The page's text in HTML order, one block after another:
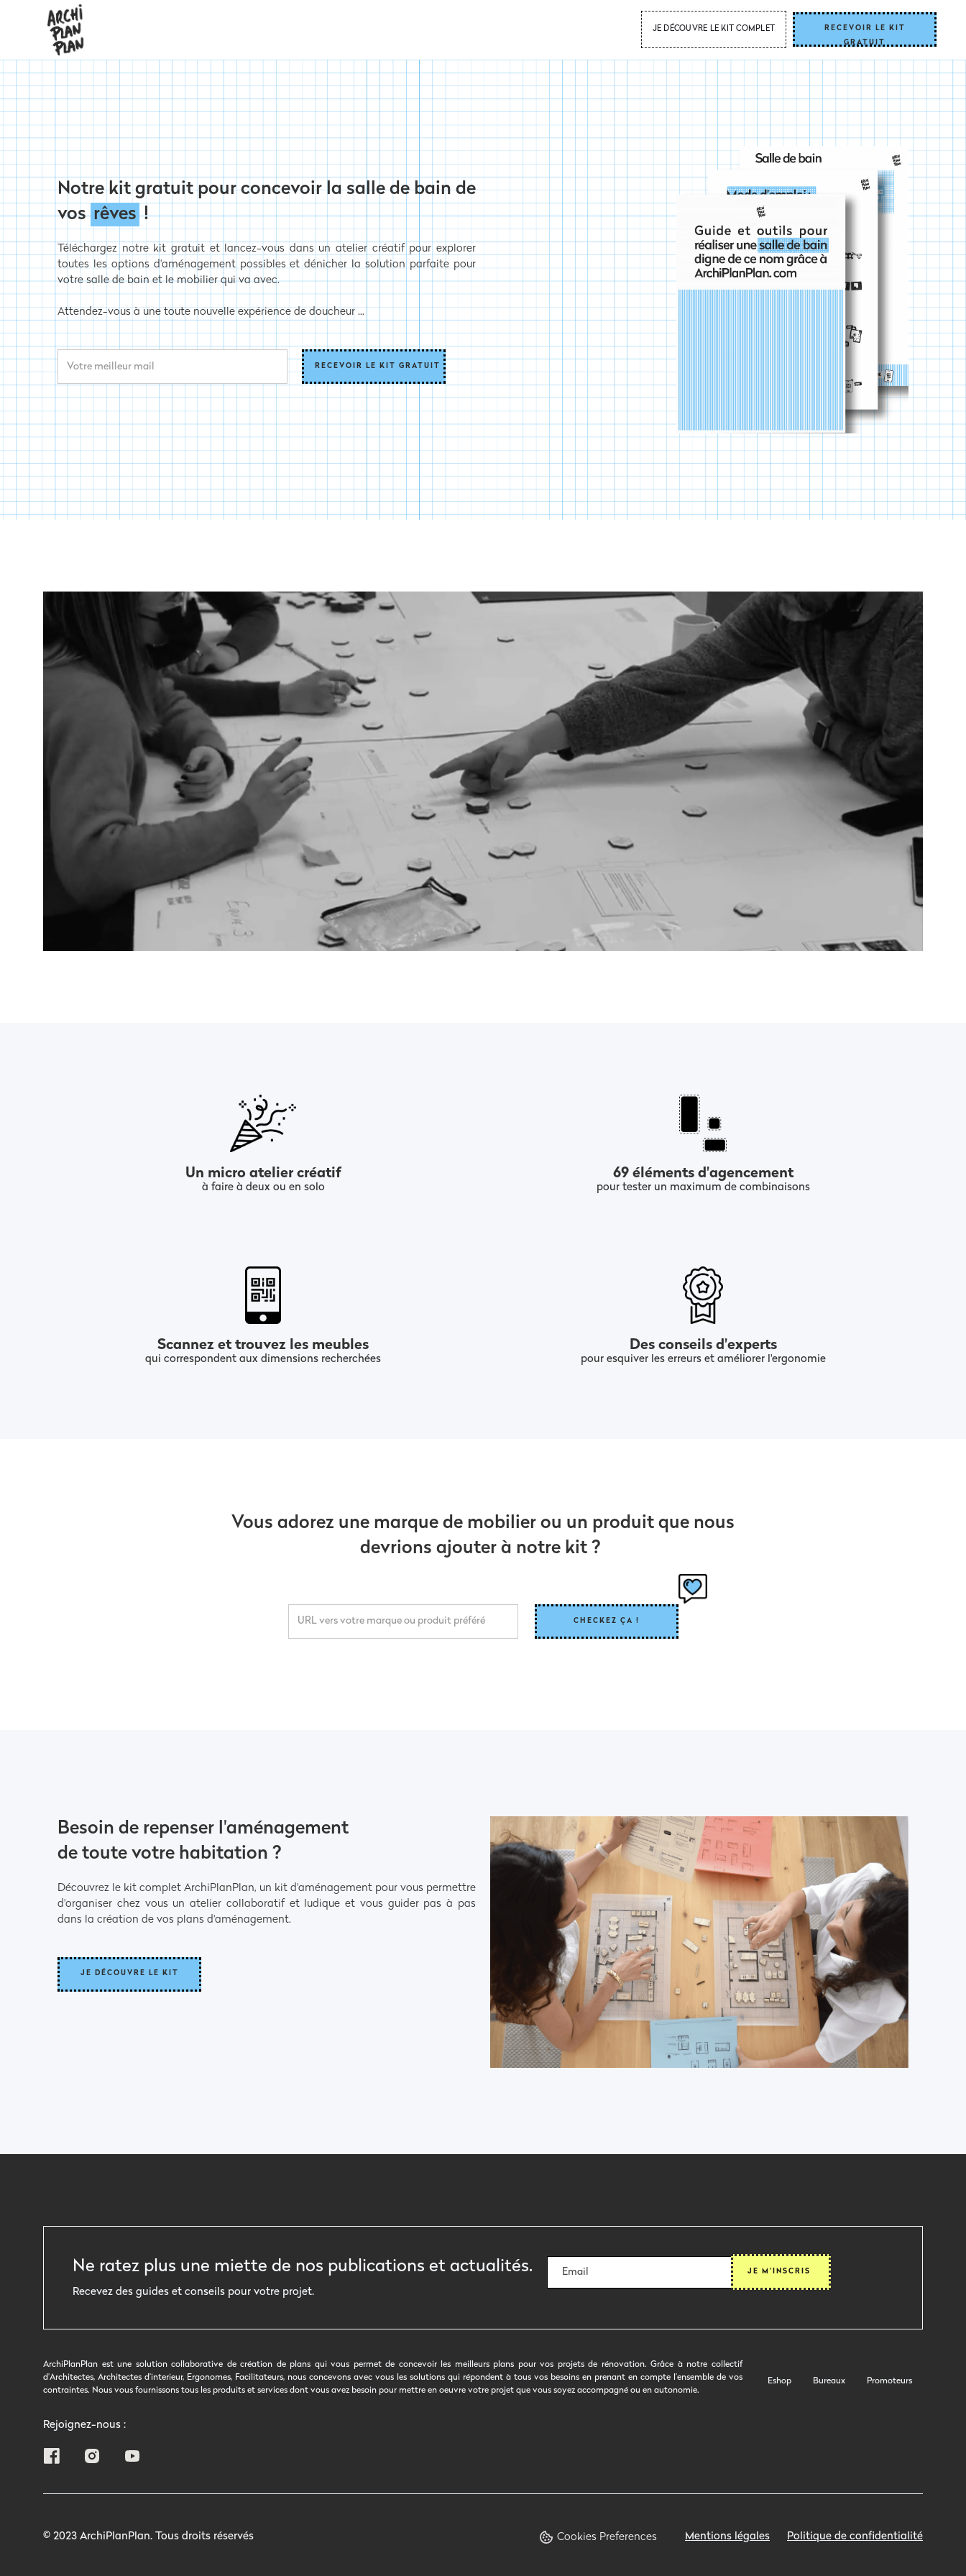
JE DÉCOUVRE LE KIT COMPLET
RECEVOIR LE KIT
GRATUIT
Notre kit gratuit pour concevoir la salle de bain de
vos rêves !
Téléchargez notre kit gratuit et lancez-vous dans un atelier créatif pour explorer
toutes les options d'aménagement possibles et dénicher la solution parfaite pour
votre salle de bain et le mobilier qui va avec.
Attendez-vous à une toute nouvelle expérience de doucheur ...
Un micro atelier créatif
à faire à deux ou en solo
69 éléments d'agencement
pour tester un maximum de combinaisons
Scannez et trouvez les meubles
qui correspondent aux dimensions recherchées
Des conseils d'experts
pour esquiver les erreurs et améliorer l'ergonomie
Vous adorez une marque de mobilier ou un produit que nous
devrions ajouter à notre kit ?
Besoin de repenser l'aménagement
de toute votre habitation ?
Découvrez le kit complet ArchiPlanPlan, un kit d'aménagement pour vous permettre
d'organiser chez vous un atelier collaboratif et ludique et vous guider pas à pas
dans la création de vos plans d'aménagement.
JE DÉCOUVRE LE KIT
Ne ratez plus une miette de nos publications et actualités.
Recevez des guides et conseils pour votre projet.
ArchiPlanPlan est une solution collaborative de création de plans qui vous permet de concevoir les meilleurs plans pour vos projets de rénovation. Grâce à notre collectif
d'Architectes, Architectes d’interieur, Ergonomes, Facilitateurs, nous concevons avec vous les solutions qui répondent à tous vos besoins en prenant en compte l’ensemble de vos
contraintes. Nous vous fournissons tous les produits et services dont vous avez besoin pour mettre en oeuvre votre projet que vous soyez accompagné ou en autonomie.
Eshop Bureaux Promoteurs
Rejoignez-nous :
© 2023 ArchiPlanPlan. Tous droits réservés Cookies Preferences Mentions légales Politique de confidentialité